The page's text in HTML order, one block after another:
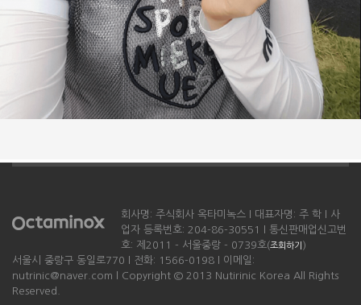
회사명: 주식회사 옥타미녹스 l 대표자명: 주 학 l 사
업자 등록번호: 204-86-30551 l 통신판매업신고번
호: 제2011 - 서울중랑 - 0739호(조회하기 )
서울시 중랑구 동일로770 l 전화: 1566-0198 l 이메일:
nutrinic@naver.com l Copyright © 2013 Nutirinic Korea All Rights
Reserved.